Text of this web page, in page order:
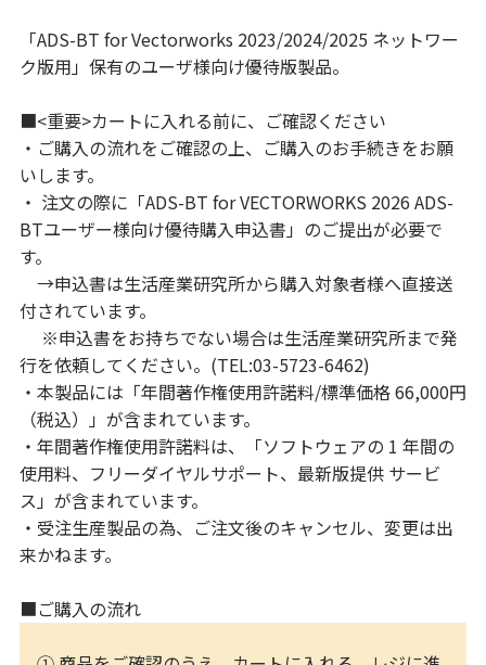
「ADS-BT for Vectorworks 2023/2024/2025 ネットワー
ク版用」保有のユーザ様向け優待版製品。
■<重要>カートに入れる前に、ご確認ください
・ご購入の流れをご確認の上、ご購入のお手続きをお願
いします。
・ 注文の際に「ADS-BT for VECTORWORKS 2026 ADS-
BTユーザー様向け優待購入申込書」のご提出が必要で
す。
→申込書は生活産業研究所から購入対象者様へ直接送
付されています。
※申込書をお持ちでない場合は生活産業研究所まで発
行を依頼してください。(TEL:03-5723-6462)
・本製品には「年間著作権使用許諾料/標準価格 66,000円
（税込）」が含まれています。
・年間著作権使用許諾料は、「ソフトウェアの 1 年間の
使用料、フリーダイヤルサポート、最新版提供 サービ
ス」が含まれています。
・受注生産製品の為、ご注文後のキャンセル、変更は出
来かねます。
■ご購入の流れ